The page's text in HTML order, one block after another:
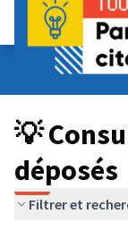
Budget
💡 Consulter les
💡
déposés
Filtrer et